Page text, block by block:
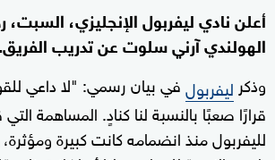
أعلن نادي ليفربول الإنجليزي، السبت،
الهولندي آرني سلوت عن تدريب الفريق.
وذكر ليفربولفي بيان رسمي: "لا داعي
قرارًا صعبًا بالنسبة لنا كنادٍ. المساهمة
لليفربول منذ انضمامه كانت كبيرة